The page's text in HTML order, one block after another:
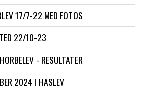
17/7-22 MED FOTOS
22/10-23
- RESULTATER
2024 I HASLEV